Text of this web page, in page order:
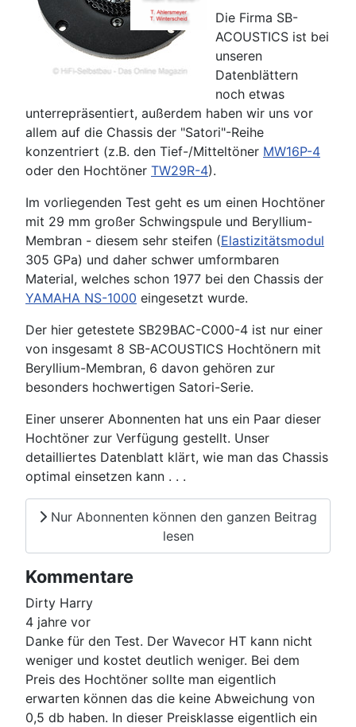
Die Firma SB-
ACOUSTICS ist bei
unseren
Datenblättern
noch etwas
unterrepräsentiert, außerdem haben wir uns vor
allem auf die Chassis der "Satori"-Reihe
konzentriert (z.B. den Tief-/Mitteltöner MW16P-4
oder den Hochtöner TW29R-4).
Im vorliegenden Test geht es um einen Hochtöner
mit 29 mm großer Schwingspule und Beryllium-
Membran - diesem sehr steifen (Elastizitätsmodul
305 GPa) und daher schwer umformbaren
Material, welches schon 1977 bei den Chassis der
YAMAHA NS-1000 eingesetzt wurde.
Der hier getestete SB29BAC-C000-4 ist nur einer
von insgesamt 8 SB-ACOUSTICS Hochtönern mit
Beryllium-Membran, 6 davon gehören zur
besonders hochwertigen Satori-Serie.
Einer unserer Abonnenten hat uns ein Paar dieser
Hochtöner zur Verfügung gestellt. Unser
detailliertes Datenblatt klärt, wie man das Chassis
optimal einsetzen kann . . .
Nur Abonnenten können den ganzen Beitrag
lesen
Kommentare
Dirty Harry
4 jahre vor
Danke für den Test. Der Wavecor HT kann nicht
weniger und kostet deutlich weniger. Bei dem
Preis des Hochtöner sollte man eigentlich
erwarten können das die keine Abweichung von
0,5 db haben. In dieser Preisklasse eigentlich ein